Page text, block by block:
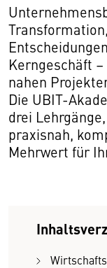
Kerngeschäft
nahen
Die UBIT-
drei
praxisnah,
Mehrwert für